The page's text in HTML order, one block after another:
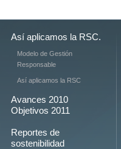
Así aplicamos la RSC.
Modelo de Gestión
Responsable
Así aplicamos la RSC
Avances 2010
Objetivos 2011
Reportes de
sostenibilidad